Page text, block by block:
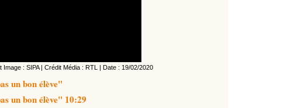
Image : SIPA| Crédit Média : RTL | Date : 19/02/2020
un bon élève"
un bon élève" 10:29